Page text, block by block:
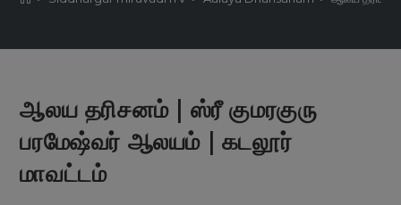
ஆலய தரிசனம் | ஸ்ரீ குமரகுரு
பரமேஷ்வர் ஆலயம் | கடலூர்
மாவட்டம்